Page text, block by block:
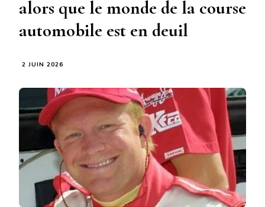
alors que le monde de la course
automobile est en deuil
2 JUIN 2026